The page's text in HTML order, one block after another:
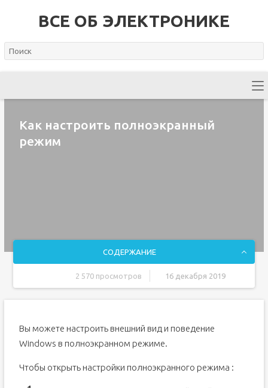
ВСЕ ОБ ЭЛЕКТРОНИКЕ
Как настроить полноэкранный
режим
СОДЕРЖАНИЕ
2 570 просмотров 16 декабря 2019
Способ 3. Настройка видеокарты
Способ 4. Настройка игры
Способ 5. Смена разрешения
Вы можете настроить внешний вид и поведение
Windows в полноэкранном режиме.
Чтобы открыть настройки полноэкранного режима :